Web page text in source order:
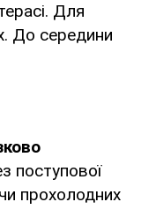
Для
До середини
поступової
прохолодних